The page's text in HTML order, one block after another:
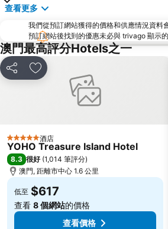
議事廳前地
珠海景山公園
澳門國
金蓮花廣場
Zhuhai
Tai O
Chimelong
媽閣廟
Tung
珠海美人魚雕像
Casino
大炮臺
Zhuhai
Sun
Song Yusheng Park
Flora Gardens
Airport
查看更多
我們從預訂網站獲得的價格和供應情況資料
預訂網站後找到的優惠未必與 trivago 顯示的
澳門最高評分Hotels之一
分享 放到收藏夾
5 星級 酒店
YOHO Treasure Island Hotel
8.3 很好 (1,014 筆評分)
澳門, 距離市中心 1.6 公里
低至 $617
查看 8 個網站的價格
查看價格